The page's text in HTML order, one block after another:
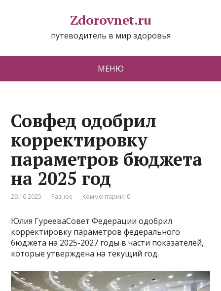
Zdorovnet.ru
путеводитель в мир здоровья
МЕНЮ
Совфед одобрил
корректировку
параметров бюджета
на 2025 год
29.10.2025 Разное Комментарии: 0
Юлия ГурееваСовет Федерации одобрил
корректировку параметров федерального
бюджета на 2025-2027 годы в части показателей,
которые утверждена на текущий год.